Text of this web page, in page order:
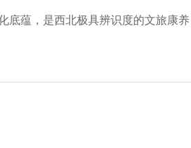
底蕴，是西北极具辨识度的文旅康养